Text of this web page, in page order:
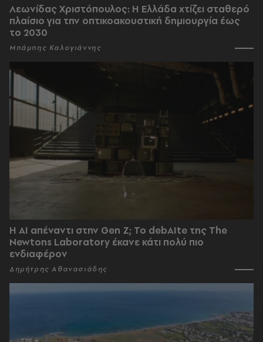
Λεωνίδας Χριστόπουλος: Η Ελλάδα χτίζει σταθερό
πλαίσιο για την οπτικοακουστική δημιουργία έως
το 2030
Μπάμπης Καλογιάννης
Η AI απέναντι στην Gen Z; Το debAIte της The
Newtons Laboratory έκανε κάτι πολύ πιο
ενδιαφέρον
Δημήτρης Αθανασιάδης